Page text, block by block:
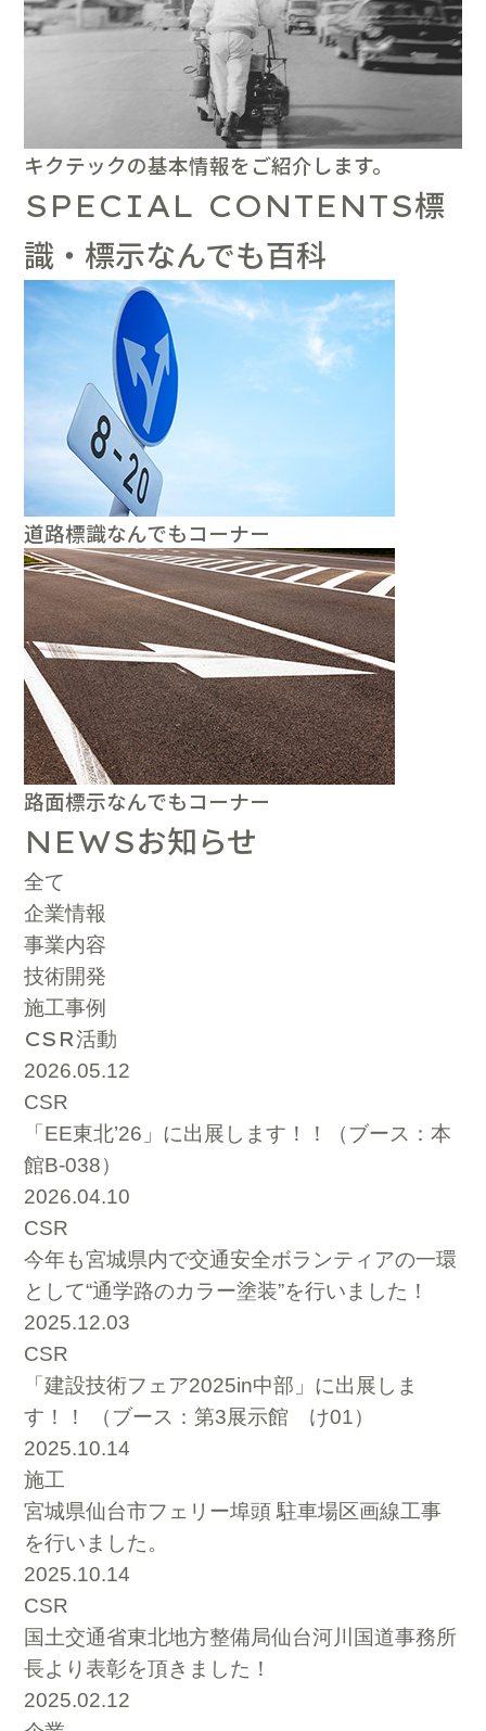
キクテックの基本情報をご紹介します。
SPECIAL CONTENTS標
識・標示なんでも百科
道路標識なんでもコーナー
路面標示なんでもコーナー
NEWSお知らせ
全て
企業情報
事業内容
技術開発
施工事例
CSR活動
2026.05.12
CSR
「EE東北’26」に出展します！！（ブース：本
館B-038）
2026.04.10
CSR
今年も宮城県内で交通安全ボランティアの一環
として“通学路のカラー塗装”を行いました！
2025.12.03
CSR
「建設技術フェア2025in中部」に出展しま
す！！ （ブース：第3展示館 け01）
2025.10.14
施工
宮城県仙台市フェリー埠頭 駐車場区画線工事
を行いました。
2025.10.14
CSR
国土交通省東北地方整備局仙台河川国道事務所
長より表彰を頂きました！
2025.02.12